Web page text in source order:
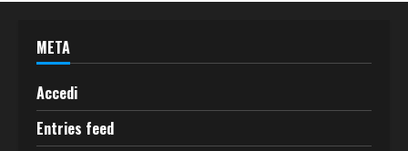
META
Accedi
Entries feed